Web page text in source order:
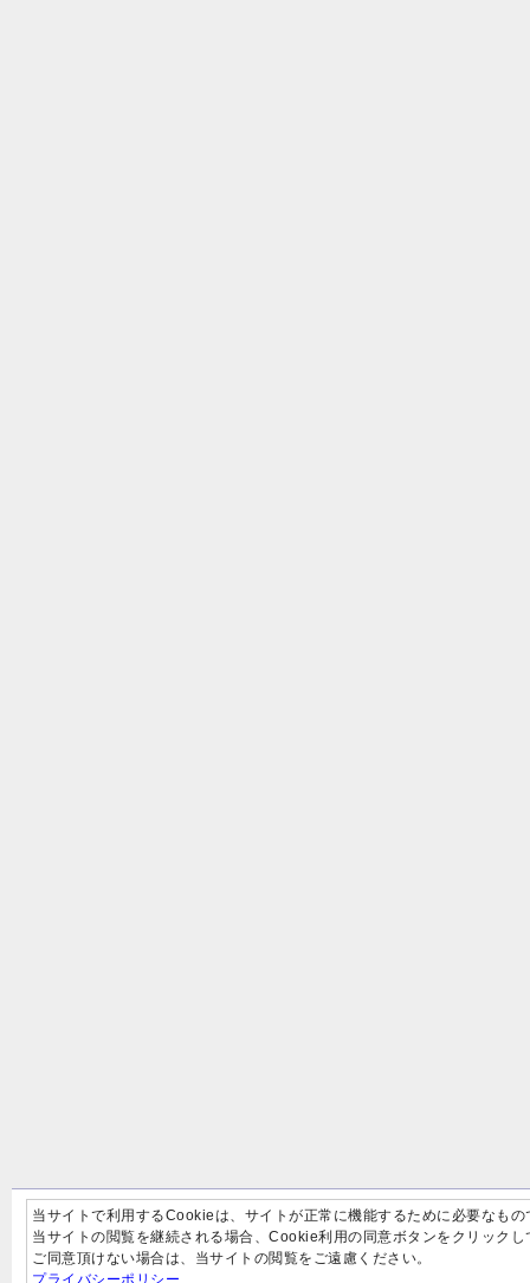
当サイトで利用するCookieは、サイトが正常に機能するために必要なもの
当サイトの閲覧を継続される場合、Cookie利用の同意ボタンをクリックし
ご同意頂けない場合は、当サイトの閲覧をご遠慮ください。
プライバシーポリシー